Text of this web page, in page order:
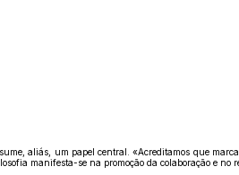
aliás, um papel central. «Acreditamos que
manifesta-se na promoção da colaboração e